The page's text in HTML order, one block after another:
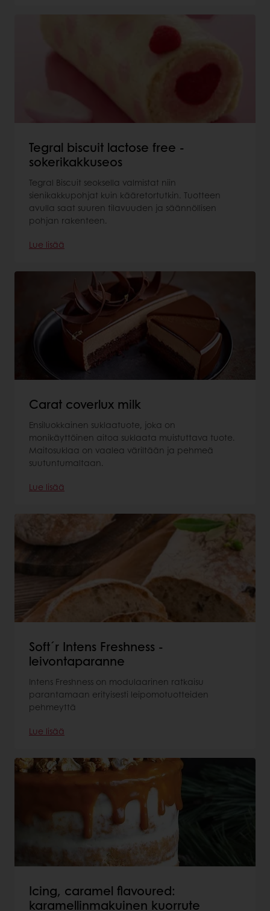
Tegral biscuit lactose free -
sokerikakkuseos
Tegral Biscuit seoksella valmistat niin
sienikakkupohjat kuin kääretortutkin. Tuotteen
avulla saat suuren tilavuuden ja säännöllisen
pohjan rakenteen.
Lue lisää
Carat coverlux milk
Ensiluokkainen suklaatuote, joka on
monikäyttöinen aitoa suklaata muistuttava tuote.
Maitosuklaa on vaalea väriltään ja pehmeä
suutuntumaltaan.
Lue lisää
Soft´r Intens Freshness -
leivontaparanne
Intens Freshness on modulaarinen ratkaisu
parantamaan erityisesti leipomotuotteiden
pehmeyttä
Lue lisää
Icing, caramel flavoured:
karamellinmakuinen kuorrute